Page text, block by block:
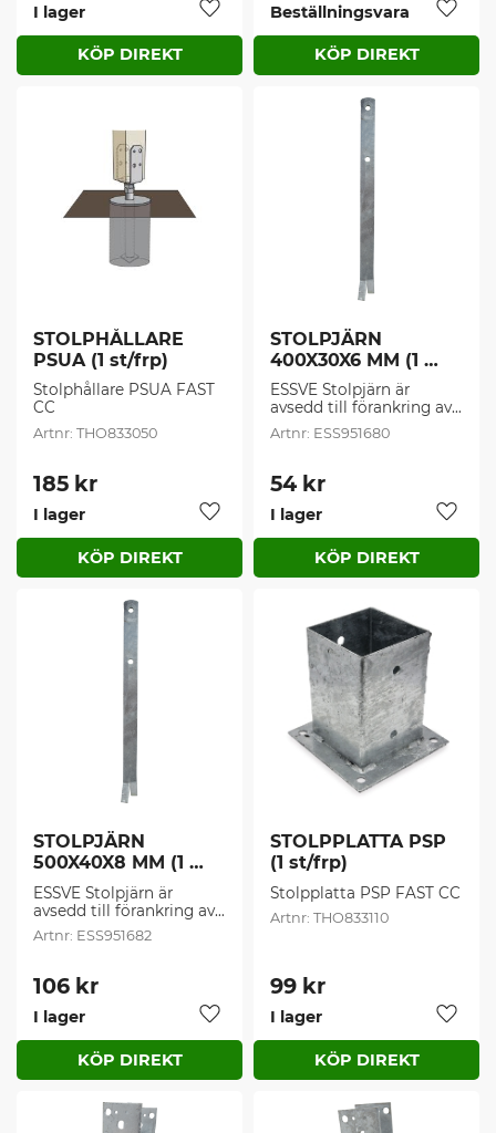
Lägg till i favoriter
I lager Lägg
Beställningsvara
STOLPHÅLLARE
PSUA (1 st/frp)
Stolphållare PSUA FAST
CC
THO833050
185 kr
Lägg till i favoriter
I lager
STOLPJÄRN
400X30X6 MM (1
st/frp)
ESSVE Stolpjärn är
avsedd till förankring av
stolpar och regelverk i
fundament eller
ESS951680
54 kr
Lägg
I lager
STOLPJÄRN
500X40X8 MM (1
st/frp)
ESSVE Stolpjärn är
avsedd till förankring av
stolpar och regelverk i
fundament eller
ESS951682
106 kr
Lägg till i favoriter
I lager
STOLPPLATTA PSP
(1 st/frp)
Stolpplatta PSP FAST CC
THO833110
99 kr
Lägg
I lager